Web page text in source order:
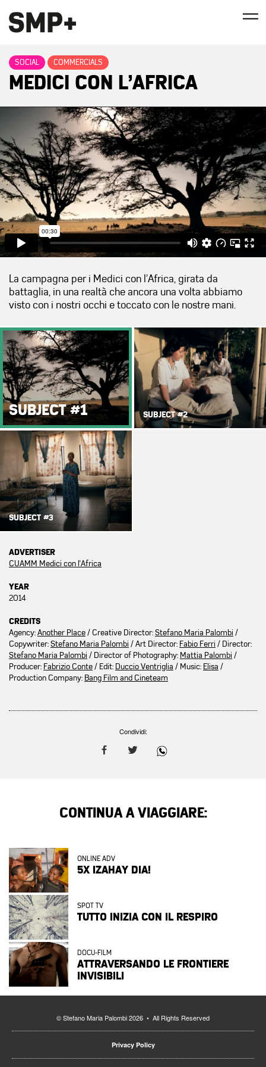
SOCIAL COMMERCIALS
MEDICI CON L’AFRICA
La campagna per i Medici con l’Africa, girata da
battaglia, in una realtà che ancora una volta abbiamo
visto con i nostri occhi e toccato con le nostre mani.
SUBJECT #1 SUBJECT #2
SUBJECT #3
ADVERTISER
CUAMM Medici con l'Africa
YEAR
2014
CREDITS
Agency:Another Place/ Creative Director:Stefano Maria Palombi /
Copywriter:Stefano Maria Palombi / Art Director: Fabio Ferri / Director:
Stefano Maria Palombi / Director of Photography: Mattia Palombi /
Producer: Fabrizio Conte/ Edit: Duccio Ventriglia / Music: Elisa /
Production Company: Bang Film and Cineteam
Condividi:
CONTINUA A VIAGGIARE:
ONLINE ADV
5X IZAHAY DIA!
SPOT TV
TUTTO INIZIA CON IL RESPIRO
DOCU-FILM
ATTRAVERSANDO LE FRONTIERE
INVISIBILI
© Stefano Maria Palombi 2026 • All Rights Reserved
Privacy Policy